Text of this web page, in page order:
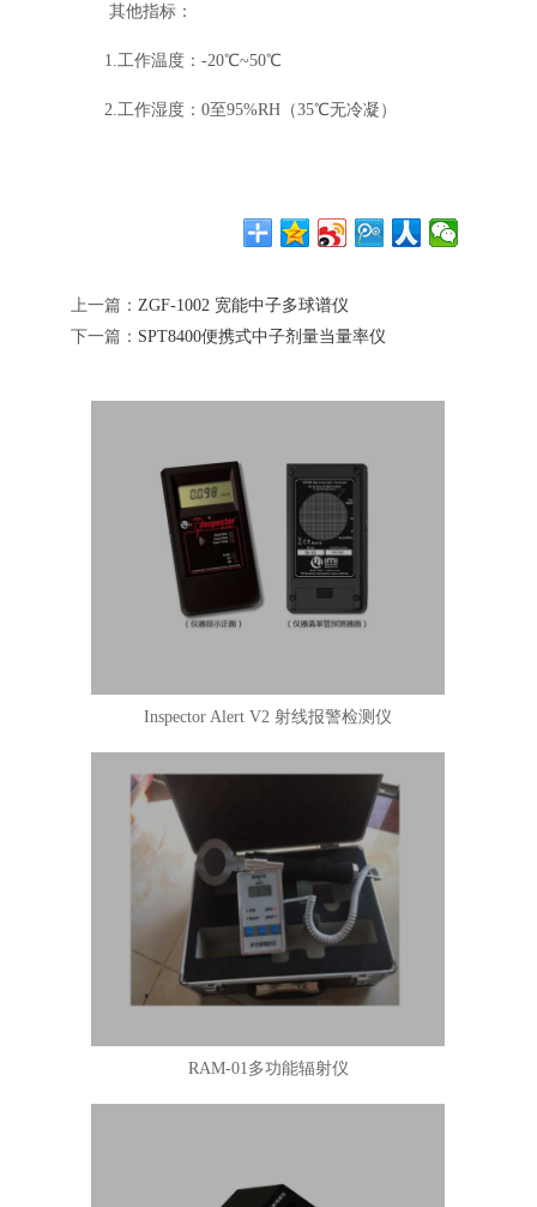
其他指标：
1.工作温度：-20℃~50℃
2.工作湿度：0至95%RH（35℃无冷凝）
上一篇： ZGF-1002 宽能中子多球谱仪
下一篇： SPT8400便携式中子剂量当量率仪
Inspector Alert V2 射线报警检测仪
RAM-01多功能辐射仪